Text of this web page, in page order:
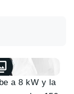
notablemente
a 8 kW y la